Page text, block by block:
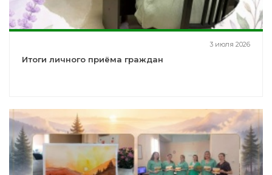
3 июля 2026
Итоги личного приёма граждан